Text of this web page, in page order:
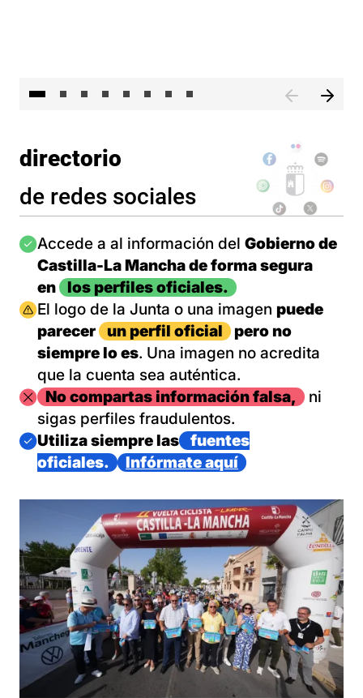
directorio
de redes sociales
Imagen
Accede a al información del Gobierno de
Castilla-La Mancha de forma segura
en
los perfiles oficiales.
Imagen
El logo de la Junta o una imagen puede
parecer
un perfil oficial
pero no
siempre lo es. Una imagen no acredita
que la cuenta sea auténtica.
ImagenNo compartas información falsa,
ni
sigas perfiles fraudulentos.
Imagen
Utiliza siempre las
fuentes
oficiales.
Infórmate aquí